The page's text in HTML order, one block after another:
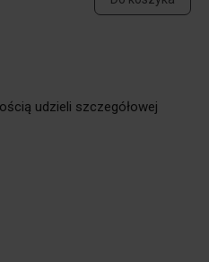
udzieli szczegółowej